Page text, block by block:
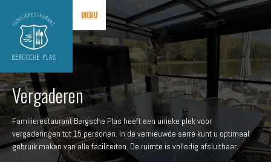
MENU
Vergaderen
Familierestaurant Bergsche Plas heeft een unieke plek voor
vergaderingen tot 15 personen. In de vernieuwde serre kunt u optimaal
gebruik maken van alle faciliteiten. De ruimte is volledig afsluitbaar.